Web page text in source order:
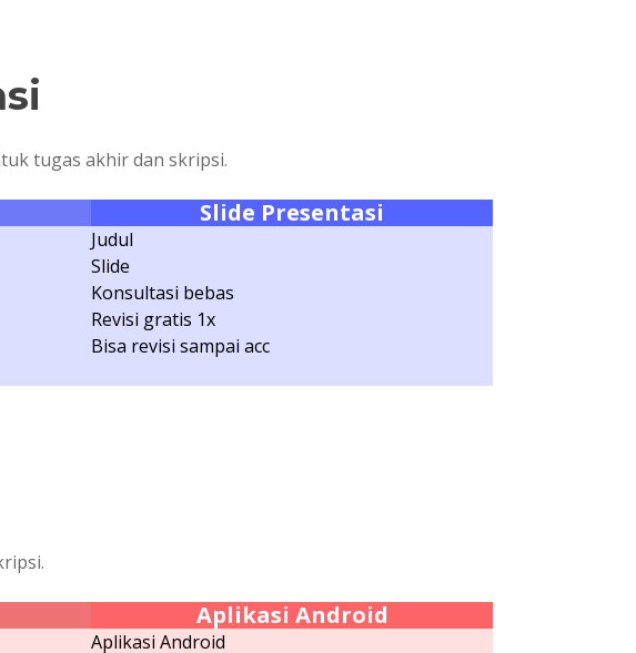
tugas akhir dan skripsi.
Slide Presentasi
Judul
Slide
Konsultasi bebas
Revisi gratis 1x
Bisa revisi sampai acc
Aplikasi Android
Aplikasi Android